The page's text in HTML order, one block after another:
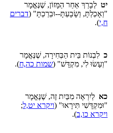
יט לְבָרַךְ אַחַר הַמָּזוֹן, שֶׁנֶּאֱמָר
"וְאָכַלְתָּ, וְשָׂבָעְתָּ--וּבֵרַכְתָּ" (דברים
ח,י).
כ לִבְנוֹת בֵּית הַבְּחִירָה, שֶׁנֶּאֱמָר
"וְעָשׂוּ לִי, מִקְדָּשׁ" (שמות כה,ח).
כא לְיִרְאָה מִבַּיִת זֶה, שֶׁנֶּאֱמָר
"וּמִקְדָּשִׁי תִּירָאוּ" (ויקרא יט,ל;
ויקרא כו,ב).